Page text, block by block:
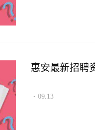
惠安最新招聘
· 09.13